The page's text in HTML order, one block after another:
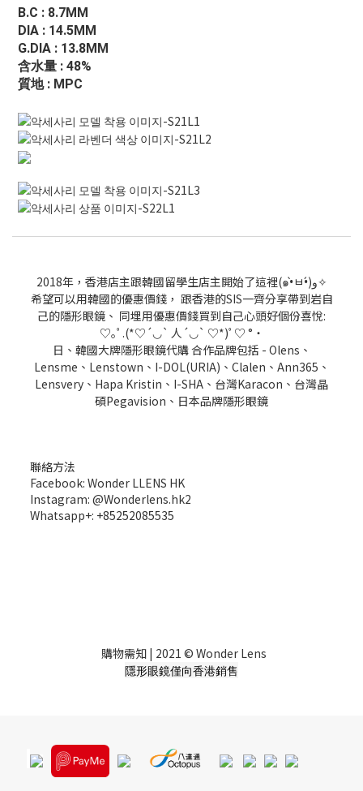
B.C : 8.7MM
DIA : 14.5MM
G.DIA : 13.8MM
含水量 : 48%
質地 : MPC
2018年，香港店主跟韓國留學生店主開始了這裡(๑•̀ㅂ•́)و✧
希望可以用韓國的優惠價錢， 跟香港的SIS一齊分享帶到岩自
己的隱形眼鏡、 同埋用優惠價錢買到自己心頭好個份喜悅:
♡｡ﾟ.(*♡´◡` 人´◡` ♡*)ﾟ♡ °・
日、韓國大牌隱形眼鏡代購 合作品牌包括 - Olens、
Lensme、Lenstown、I-DOL(URIA)、Clalen、Ann365、
Lensvery、Hapa Kristin、I-SHA、台灣Karacon、台灣晶
碩Pegavision、日本品牌隱形眼鏡
聯絡方法
Facebook: Wonder LLENS HK
Instagram: @Wonderlens.hk2
Whatsapp+: +85252085535
購物需知 | 2021 © Wonder Lens
隱形眼鏡僅向香港銷售